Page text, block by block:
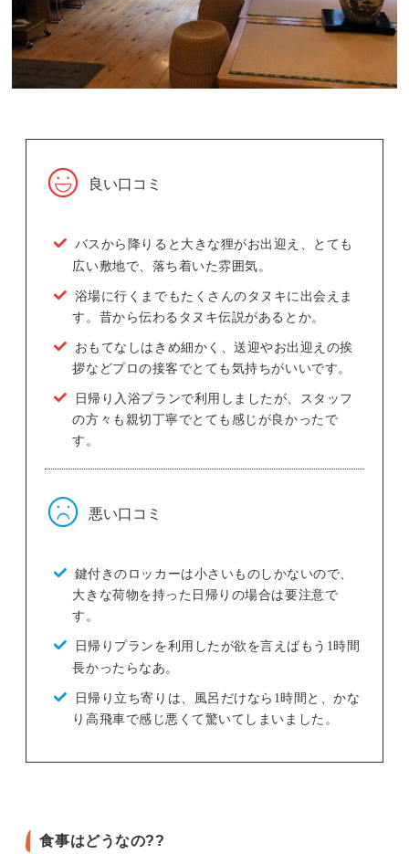
良い口コミ
バスから降りると大きな狸がお出迎え、とても
広い敷地で、落ち着いた雰囲気。
浴場に行くまでもたくさんのタヌキに出会えま
す。昔から伝わるタヌキ伝説があるとか。
おもてなしはきめ細かく、送迎やお出迎えの挨
拶などプロの接客でとても気持ちがいいです。
日帰り入浴プランで利用しましたが、スタッフ
の方々も親切丁寧でとても感じが良かったで
す。
悪い口コミ
鍵付きのロッカーは小さいものしかないので、
大きな荷物を持った日帰りの場合は要注意で
す。
日帰りプランを利用したが欲を言えばもう1時間
長かったらなあ。
日帰り立ち寄りは、風呂だけなら1時間と、かな
り高飛車で感じ悪くて驚いてしまいました。
食事はどうなの??